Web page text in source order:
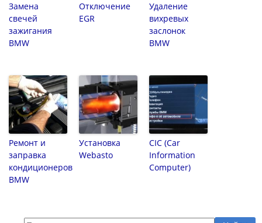
Замена
свечей
зажигания
BMW
Отключение
EGR
Удаление
вихревых
заслонок
BMW
Ремонт и
заправка
кондиционеров
BMW
Установка
Webasto
CIC (Car
Information
Computer)